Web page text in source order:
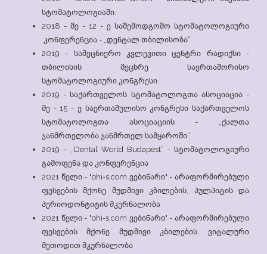
სტომატოლოგიაში.
2018 - მე - 12 - ე საშემოდგომო სტომატოლოგიური
კონფერენცია - „დენტალ თბილისობა“
2019 - სამეცნიერო კვლევითი ცენტრი რადიქსი -
თბილისის მეცხრე საერთაშორისო
სტომატოლოგიური კონგრესი
2019 - საქართველოს სტომატოლოგთა ასოციაცია -
მე - 15 - ე საერთაშულისო კონგრესი საქართველოს
სტომატოლოგთა ასოციაციის - „ქალთა
ჯანმრთელობა ჯანმრთელ სამყაროში“
2019 – „Dental World Budapest“ - სტომატოლოგიური
გამოფენა და კონფერენცია
2021 წელი - "ohi-s.com ვებინარი" - არაფორმირებული
ფესვების მქონე მუდმივი კბილების, პულპიტის და
პერიოდონტიტის მკურნალობა
2021 წელი - "ohi-s.com ვებინარი" - არაფორმირებული
ფესვების მქონე მუდმივი კბილების, ვიტალური
მეთოდით მკურნალობა